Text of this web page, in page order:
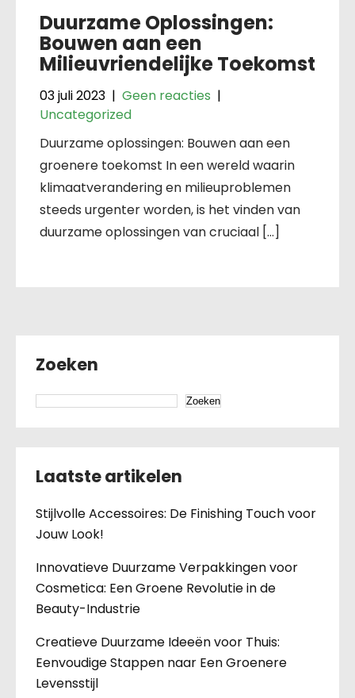
Duurzame Oplossingen:
Bouwen aan een
Milieuvriendelijke Toekomst
03 juli 2023 | Geen reacties |
Uncategorized
Duurzame oplossingen: Bouwen aan een
groenere toekomst In een wereld waarin
klimaatverandering en milieuproblemen
steeds urgenter worden, is het vinden van
duurzame oplossingen van cruciaal […]
Zoeken
Zoeken
Laatste artikelen
Stijlvolle Accessoires: De Finishing Touch voor
Jouw Look!
Innovatieve Duurzame Verpakkingen voor
Cosmetica: Een Groene Revolutie in de
Beauty-Industrie
Creatieve Duurzame Ideeën voor Thuis:
Eenvoudige Stappen naar Een Groenere
Levensstijl